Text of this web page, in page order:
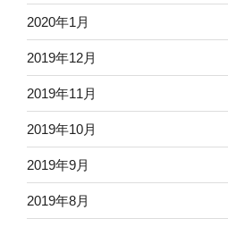
2020年1月
2019年12月
2019年11月
2019年10月
2019年9月
2019年8月